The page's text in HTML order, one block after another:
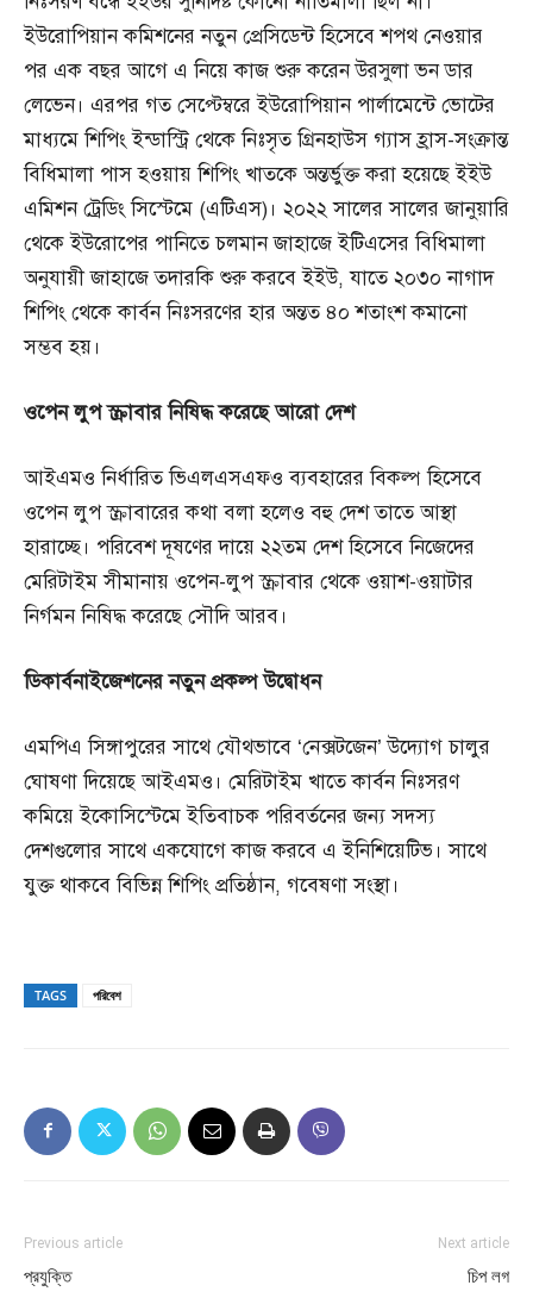
ইউরোপিয়ান কমিশনের নতুন প্রেসিডেন্ট হিসেবে শপথ নেওয়ার
পর এক বছর আগে এ নিয়ে কাজ শুরু করেন উরসুলা ভন ডার
লেভেন। এরপর গত সেপ্টেম্বরে ইউরোপিয়ান পার্লামেন্টে ভোটের
মাধ্যমে শিপিং ইন্ডাস্ট্রি থেকে নিঃসৃত গ্রিনহাউস গ্যাস হ্রাস-সংক্রান্ত
বিধিমালা পাস হওয়ায় শিপিং খাতকে অন্তর্ভুক্ত করা হয়েছে ইইউ
এমিশন ট্রেডিং সিস্টেমে (এটিএস)। ২০২২ সালের সালের জানুয়ারি
থেকে ইউরোপের পানিতে চলমান জাহাজে ইটিএসের বিধিমালা
অনুযায়ী জাহাজে তদারকি শুরু করবে ইইউ, যাতে ২০৩০ নাগাদ
শিপিং থেকে কার্বন নিঃসরণের হার অন্তত ৪০ শতাংশ কমানো
সম্ভব হয়।
ওপেনলুপস্ক্রাবারনিষিদ্ধকরেছেআরোদেশ
আইএমও নির্ধারিত ভিএলএসএফও ব্যবহারের বিকল্প হিসেবে
ওপেন লুপ স্ক্রাবারের কথা বলা হলেও বহু দেশ তাতে আস্থা
হারাচ্ছে। পরিবেশ দূষণের দায়ে ২২তম দেশ হিসেবে নিজেদের
মেরিটাইম সীমানায় ওপেন-লুপ স্ক্রাবার থেকে ওয়াশ-ওয়াটার
নির্গমন নিষিদ্ধ করেছে সৌদি আরব।
ডিকার্বনাইজেশনেরনতুনপ্রকল্পউদ্বোধন
এমপিএ সিঙ্গাপুরের সাথে যৌথভাবে ‘নেক্সটজেন’ উদ্যোগ চালুর
ঘোষণা দিয়েছে আইএমও। মেরিটাইম খাতে কার্বন নিঃসরণ
কমিয়ে ইকোসিস্টেমে ইতিবাচক পরিবর্তনের জন্য সদস্য
দেশগুলোর সাথে একযোগে কাজ করবে এ ইনিশিয়েটিভ। সাথে
যুক্ত থাকবে বিভিন্ন শিপিং প্রতিষ্ঠান, গবেষণা সংস্থা।
TAGS পরিবেশ
Previous article
প্রযুক্তি
Next article
চিপ লগ